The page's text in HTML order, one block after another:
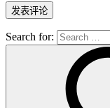
Search for: